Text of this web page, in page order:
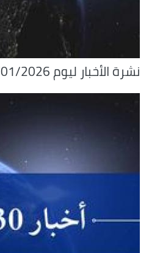
نشرة الأخبار ليوم 04/01/2026